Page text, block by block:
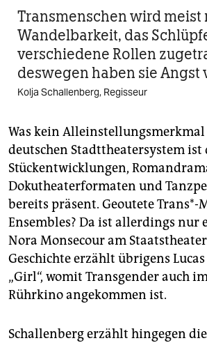
Transmenschen wird meist
Wandelbarkeit, das
verschiedene Rollen
deswegen haben sie Angst
Kolja Schallenberg, Regisseur
Was kein
deutschen Stadttheatersystem ist
Stückentwicklungen,
Dokutheaterformaten und
bereits präsent. Geoutete Trans*-
Ensembles? Da ist allerdings nur
Nora Monsecour am
Geschichte erzählt übrigens
„Girl“, womit Transgender auch
Rührkino angekommen ist.
Schallenberg erzählt hingegen